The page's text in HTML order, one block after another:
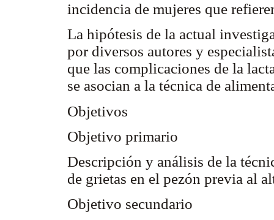
incidencia de mujeres que
La hipótesis de la actual
por diversos autores y
que las complicaciones de la
se asocian a la técnica de
Objetivos
Objetivo primario
Descripción y análisis de la
de grietas en el pezón previa al
Objetivo secundario